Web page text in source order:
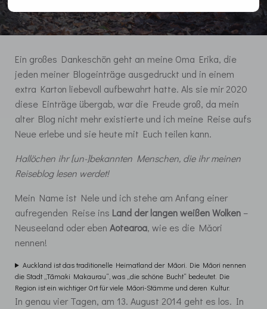
Ein großes Dankeschön geht an meine Oma Erika, die
jeden meiner Blogeinträge ausgedruckt und in einem
extra Karton liebevoll aufbewahrt hatte. Als sie mir 2020
diese Einträge übergab, war die Freude groß, da mein
alter Blog nicht mehr existierte und ich meine Reise aufs
Neue erlebe und sie heute mit Euch teilen kann.
Hallöchen ihr [un-]bekannten Menschen, die ihr meinen
Reiseblog lesen werdet!
Mein Name ist Nele und ich stehe am Anfang einer
aufregenden Reise ins Land der langen weißen Wolken –
Neuseeland oder eben Aotearoa, wie es die Mǎori
nennen!
Auckland ist das traditionelle Heimatland der Māori. Die Māori nennen
die Stadt „Tāmaki Makaurau“, was „die schöne Bucht“ bedeutet. Die
Region ist ein wichtiger Ort für viele Māori-Stämme und deren Kultur.
In genau vier Tagen, am 13. August 2014 geht es los. In